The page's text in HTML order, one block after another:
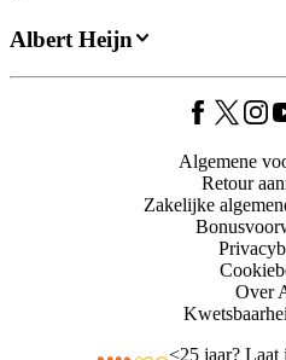
Albert Heijn
Algemene
Retour
Zakelijke
Over
<25 jaar?